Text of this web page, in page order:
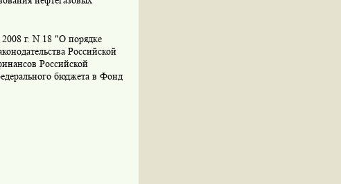
2008 г. N 18 "О порядке
Российской
Российской
бюджета в Фонд